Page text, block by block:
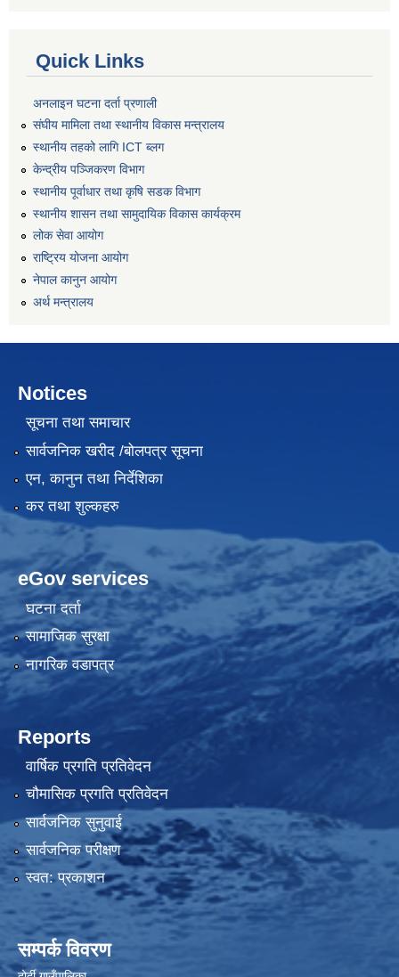
Quick Links
अनलाइन घटना दर्ता प्रणाली
संघीय मामिला तथा स्थानीय विकास मन्त्रालय
स्थानीय तहको लागि ICT ब्लग
केन्द्रीय पञ्जिकरण विभाग
स्थानीय पूर्वाधार तथा कृषि सडक विभाग
स्थानीय शासन तथा सामुदायिक विकास कार्यक्रम
लोक सेवा आयोग
राष्ट्रिय योजना आयोग
नेपाल कानुन आयोग
अर्थ मन्त्रालय
Notices
सूचना तथा समाचार
सार्वजनिक खरीद /बोलपत्र सूचना
एन, कानुन तथा निर्देशिका
कर तथा शुल्कहरु
eGov services
घटना दर्ता
सामाजिक सुरक्षा
नागरिक वडापत्र
Reports
वार्षिक प्रगति प्रतिवेदन
चौमासिक प्रगति प्रतिवेदन
सार्वजनिक सुनुवाई
सार्वजनिक परीक्षण
स्वत: प्रकाशन
सम्पर्क विवरण